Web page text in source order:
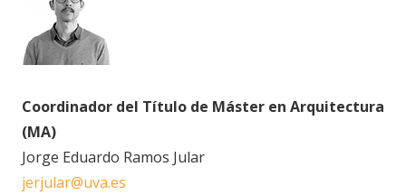
Coordinador del Título de Máster en Arquitectura
(MA)
Jorge Eduardo Ramos Jular
jerjular@uva.es